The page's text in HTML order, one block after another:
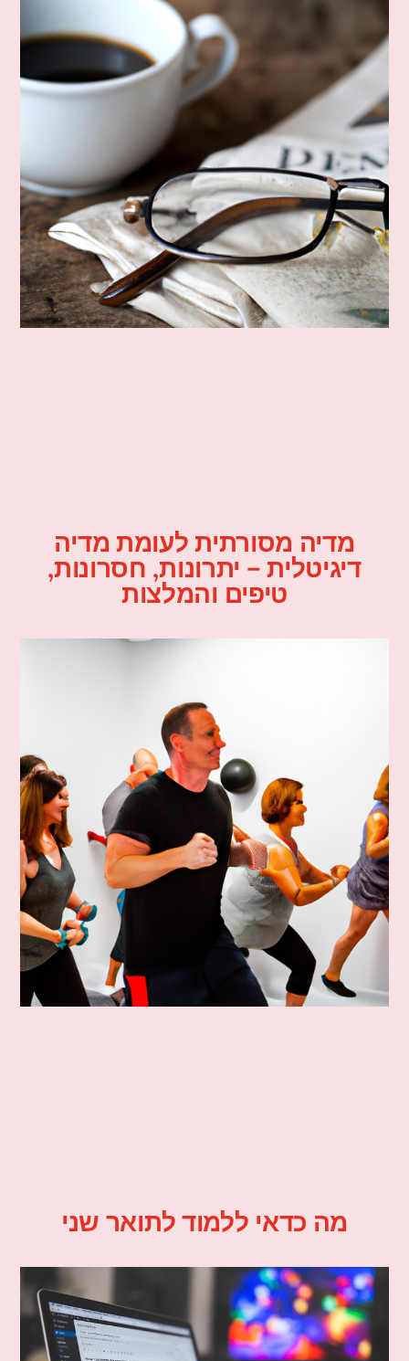
מדיה מסורתית לעומת מדיה
דיגיטלית – יתרונות, חסרונות,
טיפים והמלצות
מה כדאי ללמוד לתואר שני